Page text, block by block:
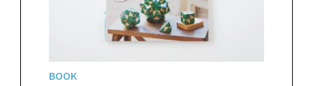
BOOK